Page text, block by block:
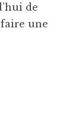
de
faire une